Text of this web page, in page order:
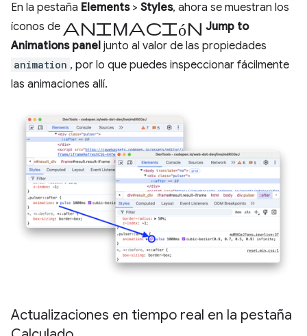
En la pestaña Elements> Styles, ahora se muestran los
íconos de animación Jump to
Animations panel junto al valor de las propiedades
animation , por lo que puedes inspeccionar fácilmente
las animaciones allí.
Actualizaciones en tiempo real en la pestaña